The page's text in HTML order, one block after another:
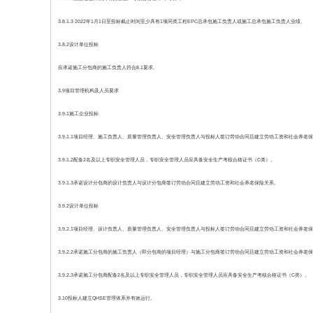
3.8.1.3 2022年1月1日至投标截止时间至少具有1项同类工程EPC总承包施工负责人或施工总承包施工负责人业绩。
3.8.2设计单位投标
应承诺施工分包商的施工负责人符合8.1要求。
3.9项目管理机构及人员要求
3.9.1施工企业投标
3.9.1.1项目经理、施工负责人、质量管理负责人、安全管理负责人与投标人签订劳动合同且建立劳动工资和社会养老保
3.9.1.2配备2名及以上专职安全管理人员，专职安全管理人员应具备安全生产考核合格证书（C类）。
3.9.1.3承诺设计分包商的设计负责人与设计分包商签订劳动合同且建立劳动工资和社会养老保险关系。
3.9.2设计单位投标
3.9.2.1项目经理、设计负责人、质量管理负责人、安全管理负责人与投标人签订劳动合同且建立劳动工资和社会养老保
3.9.2.2承诺施工分包商的施工负责人（即分包商的项目经理）与施工分包商签订劳动合同且建立劳动工资和社会养老保
3.9.2.3承诺施工分包商配备2名及以上专职安全管理人员，专职安全管理人员应具备安全生产考核合格证书（C类）。
3.10投标人建立QHSE管理体系并有效运行。